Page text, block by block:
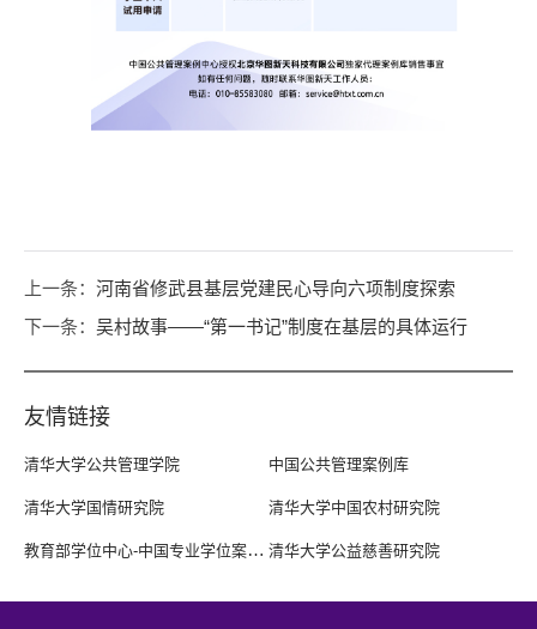
上一条： 河南省修武县基层党建民心导向六项制度探索
下一条： 吴村故事——“第一书记”制度在基层的具体运行
友情链接
清华大学公共管理学院 中国公共管理案例库
清华大学国情研究院 清华大学中国农村研究院
教育部学位中心-中国专业学位案例 清华大学公益慈善研究院